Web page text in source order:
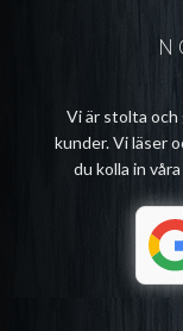
Vi är stolta och
kunder. Vi läser
du kolla in våra